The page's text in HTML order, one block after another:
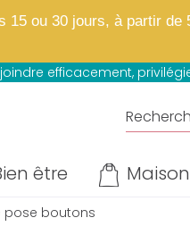
fait peau neuve. Mêmes
15 ou 30 jours, à partir de
paiement en 4 fois sans
efficacement,
être Maison
pose boutons